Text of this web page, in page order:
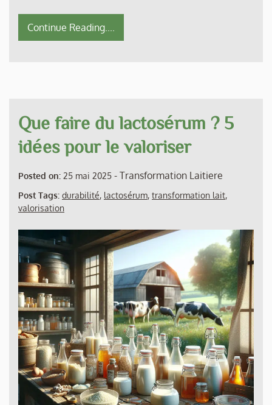
Continue Reading....
Que faire du lactosérum ? 5
idées pour le valoriser
Posted on: 25 mai 2025 - Transformation Laitiere
Post Tags: durabilité, lactosérum, transformation lait,
valorisation